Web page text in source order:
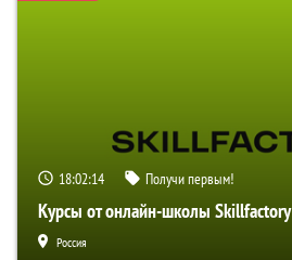
18:02:13 Получи первым!
Курсы от онлайн-школы Skillfactory
Россия